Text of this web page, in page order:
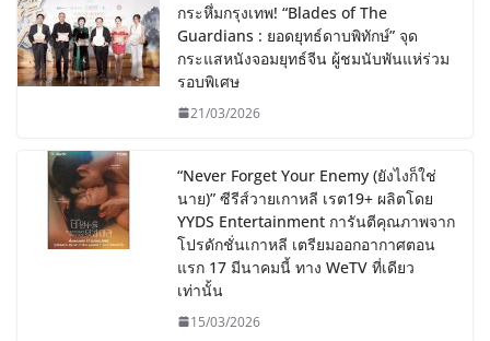
กระหึ่มกรุงเทพ! “Blades of The
Guardians : ยอดยุทธ์ดาบพิทักษ์” จุด
กระแสหนังจอมยุทธ์จีน ผู้ชมนับพันแห่ร่วม
รอบพิเศษ
21/03/2026
“Never Forget Your Enemy (ยังไงก็ใช่
นาย)” ซีรีส์วายเกาหลี เรต19+ ผลิตโดย
YYDS Entertainment การันตีคุณภาพจาก
โปรดักชั่นเกาหลี เตรียมออกอากาศตอน
แรก 17 มีนาคมนี้ ทาง WeTV ที่เดียว
เท่านั้น
15/03/2026